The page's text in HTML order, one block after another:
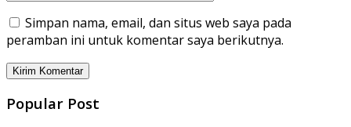
Simpan nama, email, dan situs web saya pada
peramban ini untuk komentar saya berikutnya.
Popular Post